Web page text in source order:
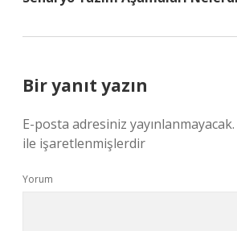
Bir yanıt yazın
E-posta adresiniz yayınlanmayacak.
ile işaretlenmişlerdir
Yorum